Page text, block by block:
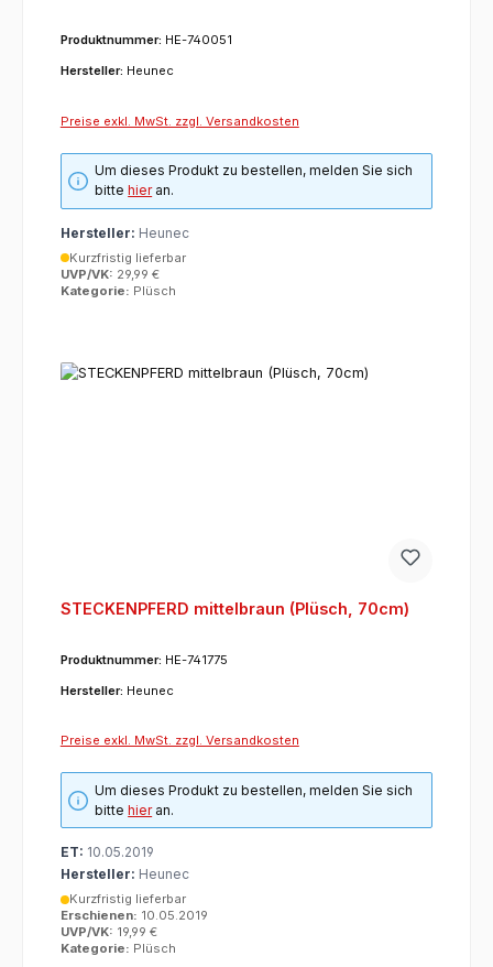
Produktnummer: HE-740051
Hersteller: Heunec
Preise exkl. MwSt. zzgl. Versandkosten
Um dieses Produkt zu bestellen, melden Sie sich
bittehieran.
Hersteller: Heunec
Kurzfristig lieferbar
UVP/VK: 29,99 €
Kategorie: Plüsch
STECKENPFERD mittelbraun (Plüsch, 70cm)
Produktnummer: HE-741775
Hersteller: Heunec
Preise exkl. MwSt. zzgl. Versandkosten
Um dieses Produkt zu bestellen, melden Sie sich
bittehieran.
ET: 10.05.2019
Hersteller: Heunec
Kurzfristig lieferbar
Erschienen: 10.05.2019
UVP/VK: 19,99 €
Kategorie: Plüsch